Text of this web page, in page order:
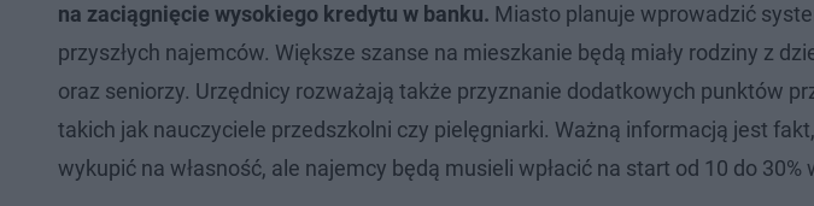
na zaciągnięcie wysokiego kredytu w banku. Miasto planuje wprowadzić
przyszłych najemców. Większe szanse na mieszkanie będą miały rodziny z
oraz seniorzy. Urzędnicy rozważają także przyznanie dodatkowych punktów
takich jak nauczyciele przedszkolni czy pielęgniarki. Ważną informacją jest
wykupić na własność, ale najemcy będą musieli wpłacić na start od 10 do